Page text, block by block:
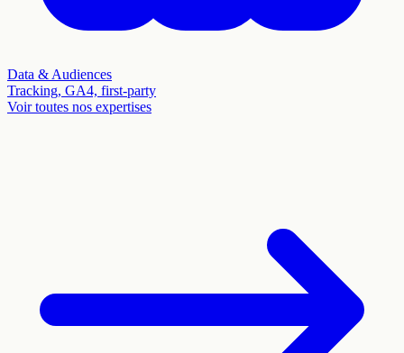
Data & Audiences
Tracking, GA4, first-party
Voir toutes nos expertises